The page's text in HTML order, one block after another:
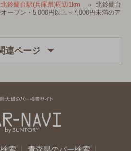
北鈴蘭台駅(兵庫県)周辺1km
北鈴蘭台
ープン・5,000円以上～7,000円未満のア
連ページ
索
青森県のバー検索